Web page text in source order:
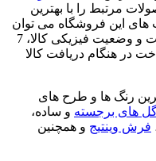
مرتبط را با بهترین
های این فروشگاه می توان
به ارسال سریع و رایگان، تضمین اصالت و وضعیت فیزیکی کالا، 7
در هنگام دریافت کالا
رنگ ها و طرح های
و ساده،
فرش وینتیج و همچنین